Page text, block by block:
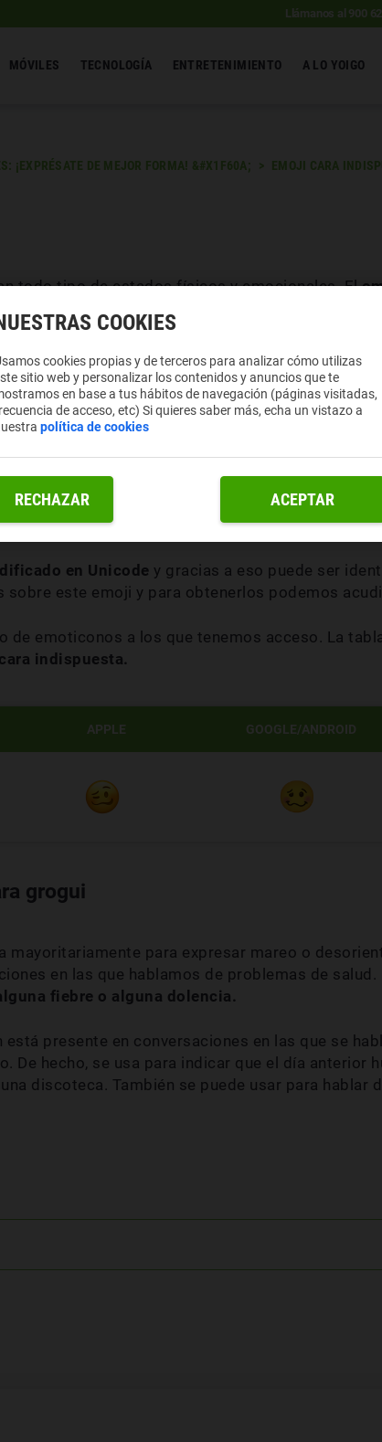
Llámanos al 900
MÓVILES TECNOLOGÍA ENTRETENIMIENTO A LO YOIGO
¡EXPRÉSATE DE MEJOR FORMA! &#X1F60A; EMOJI CARA
todo tipo de estados físicos y emocionales. El
formado por una cara de color amarillo que
labios totalmente deformados. A veces este
rasgos que lo hacen fácilmente reconocible,
de las aplicaciones y de las
operativo. Otro factor que influye en su
en Unicode y gracias a eso puede ser
este emoji y para obtenerlos podemos
emoticonos a los que tenemos acceso. La
indispuesta.
APPLE GOOGLE/ANDROID
grogui
para expresar mareo o
en las que hablamos de problemas de
fiebre o alguna dolencia.
está presente en conversaciones en las que se
De hecho, se usa para indicar que el día anterior
discoteca. También se puede usar para hablar
COOKIES
cookies propias y de terceros para analizar cómo utilizas
sitio web y personalizar los contenidos y anuncios que te
en base a tus hábitos de navegación (páginas visitadas,
de acceso, etc) Si quieres saber más, echa un vistazo a
política de cookies
RECHAZAR ACEPTAR